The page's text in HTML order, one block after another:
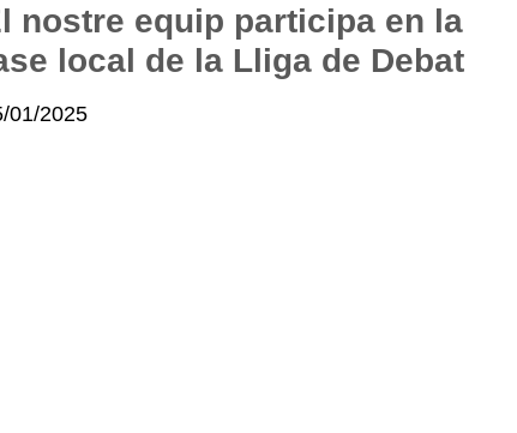
nostre equip participa en la
local de la Lliga de Debat
01/2025